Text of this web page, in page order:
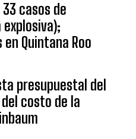
casos de
Quintana Roo
presupuestal del
del costo de la